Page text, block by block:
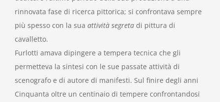
rinnovata fase di ricerca pittorica; si confrontava sempre
più spesso con la sua attività segreta di pittura di
cavalletto.
Furlotti amava dipingere a tempera tecnica che gli
permetteva la sintesi con le sue passate attività di
scenografo e di autore di manifesti. Sul finire degli anni
Cinquanta oltre un centinaio di tempere confrontandosi